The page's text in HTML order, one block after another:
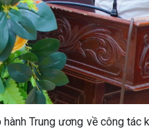
Trung ương về công